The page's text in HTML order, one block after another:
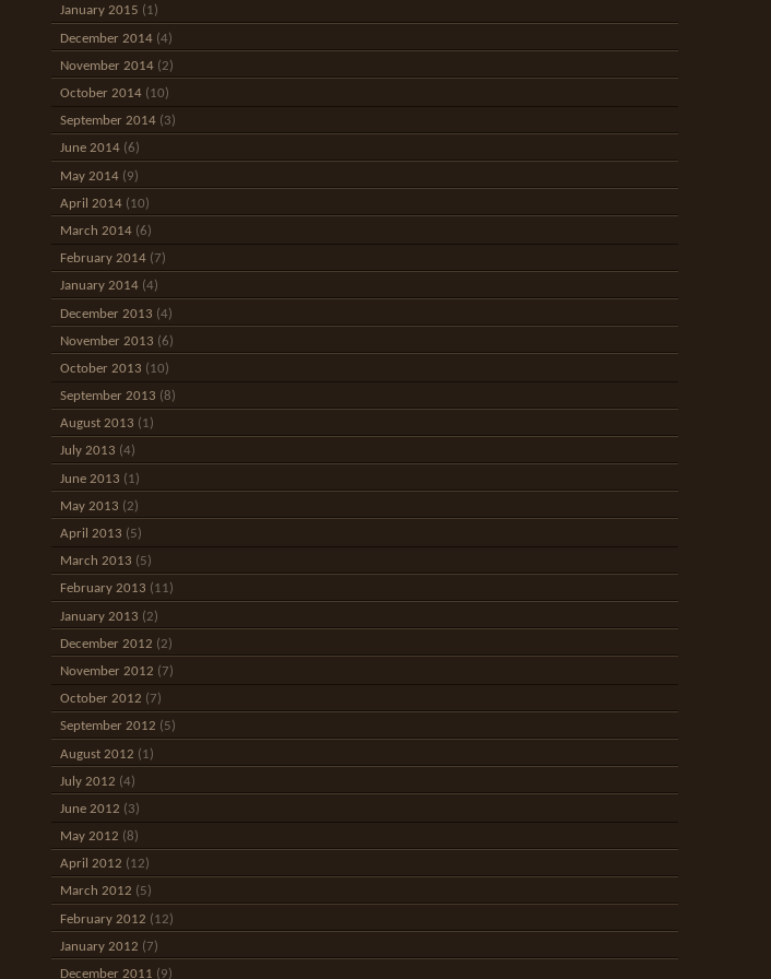
January 2015 (1)
December 2014(4)
November 2014(2)
October 2014(10)
September 2014(3)
June 2014(6)
May 2014(9)
April 2014(10)
March 2014(6)
February 2014(7)
January 2014(4)
December 2013 (4)
November 2013 (6)
October 2013 (10)
September 2013 (8)
August 2013 (1)
July 2013 (4)
June 2013 (1)
May 2013 (2)
April 2013 (5)
March 2013 (5)
February 2013 (11)
January 2013 (2)
December 2012 (2)
November 2012 (7)
October 2012 (7)
September 2012 (5)
August 2012 (1)
July 2012 (4)
June 2012 (3)
May 2012 (8)
April 2012 (12)
March 2012 (5)
February 2012 (12)
January 2012 (7)
December 2011 (9)